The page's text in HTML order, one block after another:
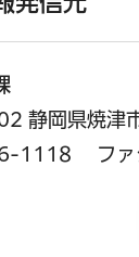
課
静岡県焼津
1118
フ